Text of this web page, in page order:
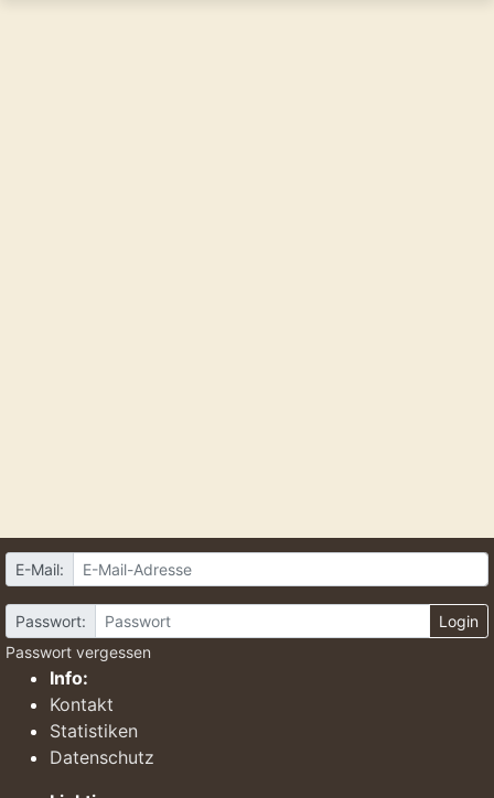
E-Mail:
Passwort:
Login
Passwort vergessen
Info:
Kontakt
Statistiken
Datenschutz